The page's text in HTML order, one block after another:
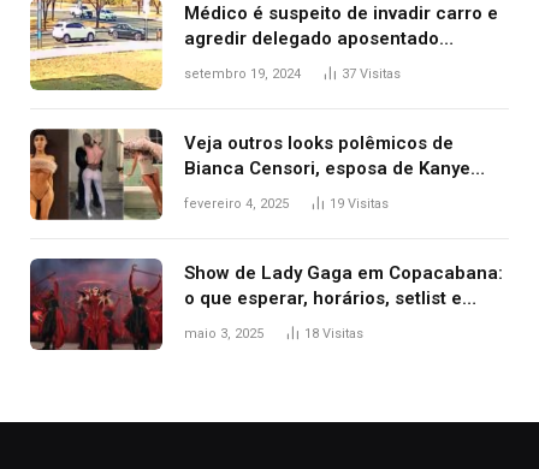
Médico é suspeito de invadir carro e
agredir delegado aposentado
durante confusão no trânsito
setembro 19, 2024 37 Visitas
Veja outros looks polêmicos de
Bianca Censori, esposa de Kanye
West que apareceu nua no Grammy
fevereiro 4, 2025 19 Visitas
Show de Lady Gaga em Copacabana:
o que esperar, horários, setlist e
onde assistir
maio 3, 2025 18 Visitas